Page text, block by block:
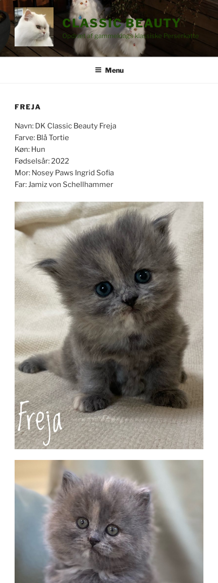
Videre
til
indhold
CLASSIC BEAUTY
Opdræt af gammeldags klassiske Perserkatte
Menu
FREJA
Navn: DK Classic Beauty Freja
Farve: Blå Tortie
Køn: Hun
Fødselsår: 2022
Mor: Nosey Paws Ingrid Sofia
Far: Jamiz von Schellhammer